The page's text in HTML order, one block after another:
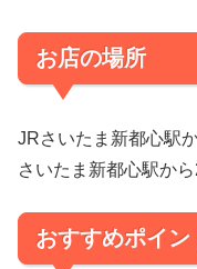
お店の場所
JRさいたま新都心駅
さいたま新都心駅か
おすすめポイン